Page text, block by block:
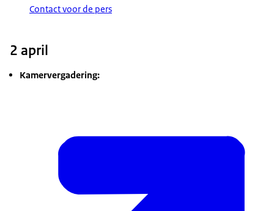
Contact voor de pers
2 april
Kamervergadering: